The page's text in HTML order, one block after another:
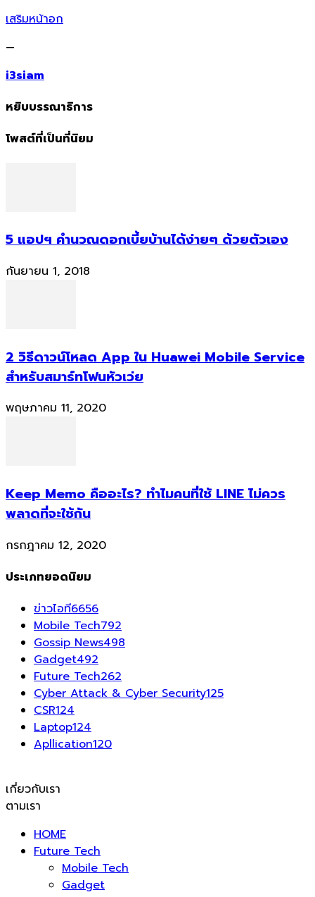
เสริมหน้าอก
—
i3siam
หยิบบรรณาธิการ
โพสต์ที่เป็นที่นิยม
5 แอปฯ คำนวณดอกเบี้ยบ้านได้ง่ายๆ ด้วยตัวเอง
กันยายน 1, 2018
2 วิธีดาวน์โหลด App ใน Huawei Mobile Service
สำหรับสมาร์ทโฟนหัวเว่ย
พฤษภาคม 11, 2020
Keep Memo คืออะไร? ทำไมคนที่ใช้ LINE ไม่ควร
พลาดที่จะใช้กัน
กรกฎาคม 12, 2020
ประเภทยอดนิยม
ข่าวไอที6656
Mobile Tech792
Gossip News498
Gadget492
Future Tech262
Cyber Attack & Cyber Security125
CSR124
Laptop124
Apllication120
เกี่ยวกับเรา
ตามเรา
HOME
Future Tech
Mobile Tech
Gadget